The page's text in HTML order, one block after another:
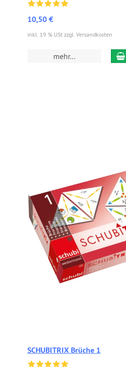
10,50 €
inkl. 19 % USt zzgl. Versandkosten
mehr...
SCHUBITRIX Brüche 1